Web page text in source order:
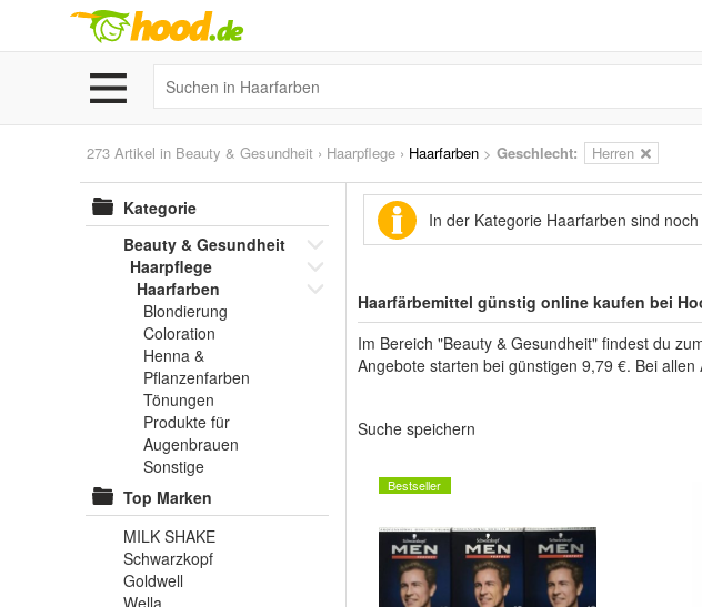
273 Artikel in Beauty & Gesundheit › Haarpflege › Haarfarben > Geschlecht: Herren
Kategorie
Beauty & Gesundheit
Haarpflege
Haarfarben
Blondierung
Coloration
Henna &
Pflanzenfarben
Tönungen
Produkte für
Augenbrauen
Sonstige
Top Marken
MILK SHAKE
Schwarzkopf
Goldwell
Wella
In der Kategorie Haarfarben sind noch
Haarfärbemittel günstig online kaufen bei
Im Bereich "Beauty & Gesundheit" findest du
Angebote starten bei günstigen 9,79 €. Bei
Suche speichern
Bestseller